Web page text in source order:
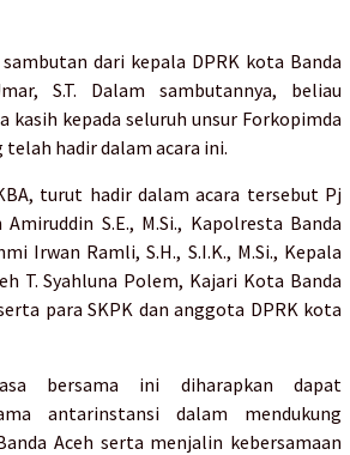
dari kepala DPRK kota Banda
S.T. Dalam sambutannya, beliau
kasih kepada seluruh unsur Forkopimda
telah hadir dalam acara ini.
turut hadir dalam acara tersebut Pj
S.E., M.Si., Kapolresta Banda
Irwan Ramli, S.H., S.I.K., M.Si., Kepala
T. Syahluna Polem, Kajari Kota Banda
para SKPK dan anggota DPRK kota
bersama ini diharapkan dapat
antarinstansi dalam mendukung
Aceh serta menjalin kebersamaan